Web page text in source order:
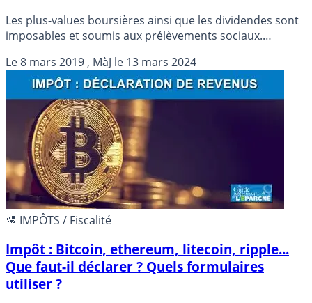
Les plus-values boursières ainsi que les dividendes sont
imposables et soumis aux prélèvements sociaux.
PEA, PEA-PME, PEA jeune permettent de bénéficier d’une
fiscalité assouplie, sous conditions de durées de
détention. Détails de la fiscalité portant sur les plus-
values boursières et dividendes perçus.
Le8 mars 2019 , MàJ le 13 mars 2024
🛂 IMPÔTS / Fiscalité
Impôt : Bitcoin, ethereum, litecoin, ripple...
Que faut-il déclarer ? Quels formulaires
utiliser ?